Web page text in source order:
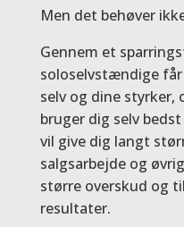
Men det behøver
Gennem et
soloselvstændige
selv og dine styrker,
bruger dig selv
vil give dig langt
salgsarbejde og
større overskud og
resultater.